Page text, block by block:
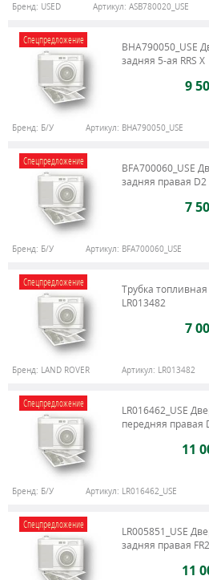
Бренд: USED Артикул: ASB780020_USE
Спецпредложение
BHA790050_USE
задняя 5-ая RRS X
9
Бренд: Б/У Артикул: BHA790050_USE
Спецпредложение
BFA700060_USE
задняя правая D2
7
Бренд: Б/У Артикул: BFA700060_USE
Спецпредложение
Трубка топливная
LR013482
7
Бренд: LAND ROVER Артикул: LR013482
Спецпредложение
LR016462_USE
передняя правая
11
Бренд: Б/У Артикул: LR016462_USE
Спецпредложение
LR005851_USE
задняя правая
11